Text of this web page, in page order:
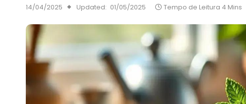
14/04/2025 Updated: 01/05/2025 Tempo de Leitura 4 Mins